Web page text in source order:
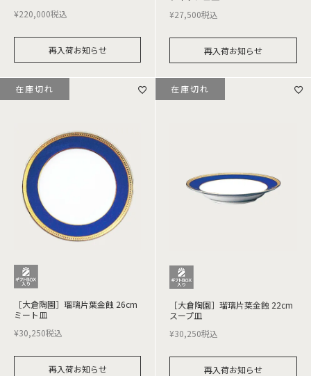
¥220,000税込
再入荷お知らせ
¥27,500税込
再入荷お知らせ
［大倉陶園］瑠璃片葉金蝕 26cm
ミート皿
¥30,250税込
再入荷お知らせ
在庫切れ
［大倉陶園］瑠璃片葉金蝕 22cm
スープ皿
¥30,250税込
再入荷お知らせ
在庫切れ